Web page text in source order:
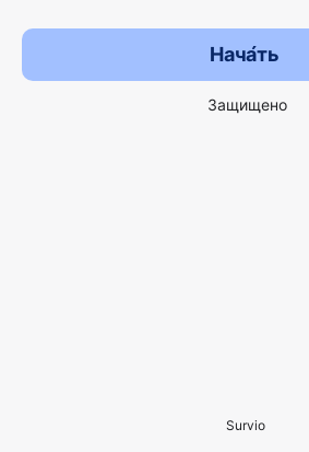
Нача́ть
Защищено
Survio